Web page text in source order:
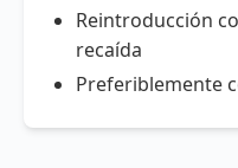
Reintroducción
recaída
Preferiblemente